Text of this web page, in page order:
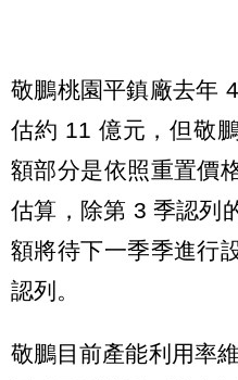
敬鵬桃園平鎮廠去年
估約 11 億元，但敬
額部分是依照重置價
估算，除第 3 季認列
額將待下一季季進行
認列。
敬鵬目前產能利用率